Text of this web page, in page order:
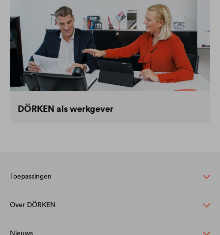
DÖRKEN als werkgever
Toepassingen
Bescherming van hellende daken
Gevel bescherming en design
Over DÖRKEN
Nieuws